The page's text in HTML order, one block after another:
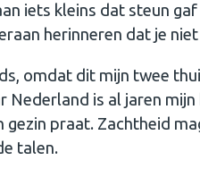
iets kleins dat steun
herinneren dat je
omdat dit mijn twee
Nederland is al jaren
praat. Zachtheid
talen.